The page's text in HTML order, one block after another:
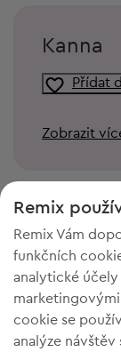
Kanna
Přídat
Zobrazit
Remix
Remix Vám
funkčních
analytické účely
cookie se
analýze